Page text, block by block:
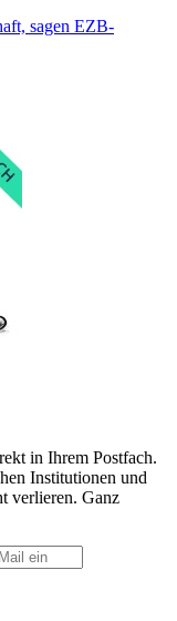
sagen EZB-
in Ihrem Postfach.
Institutionen und
verlieren. Ganz